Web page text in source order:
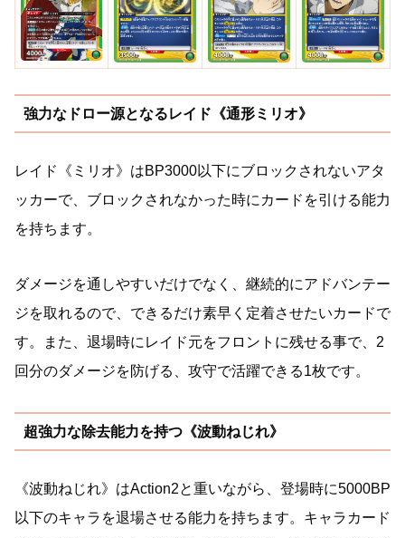
強力なドロー源となるレイド《通形ミリオ》
レイド《ミリオ》はBP3000以下にブロックされないアタ
ッカーで、ブロックされなかった時にカードを引ける能力
を持ちます。
ダメージを通しやすいだけでなく、継続的にアドバンテー
ジを取れるので、できるだけ素早く定着させたいカードで
す。また、退場時にレイド元をフロントに残せる事で、2
回分のダメージを防げる、攻守で活躍できる1枚です。
超強力な除去能力を持つ《波動ねじれ》
《波動ねじれ》はAction2と重いながら、登場時に5000BP
以下のキャラを退場させる能力を持ちます。キャラカード